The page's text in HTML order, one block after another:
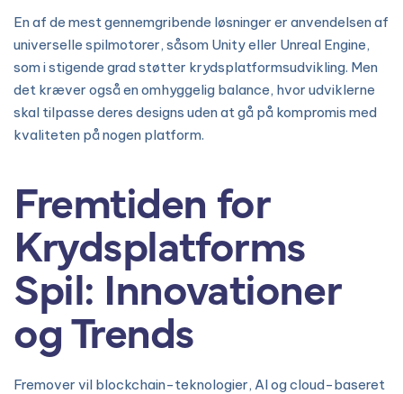
En af de mest gennemgribende løsninger er anvendelsen af
universelle spilmotorer, såsom Unity eller Unreal Engine,
som i stigende grad støtter krydsplatformsudvikling. Men
det kræver også en omhyggelig balance, hvor udviklerne
skal tilpasse deres designs uden at gå på kompromis med
kvaliteten på nogen platform.
Fremtiden for
Krydsplatforms
Spil: Innovationer
og Trends
Fremover vil blockchain-teknologier, AI og cloud-baseret